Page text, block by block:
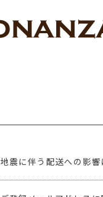
地震に伴う配送への影響